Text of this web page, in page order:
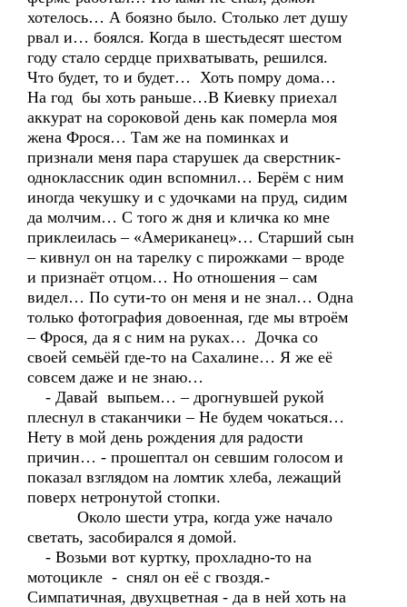
хотелось… А боязно было. Столько лет душу
рвал и… боялся. Когда в шестьдесят шестом
году стало сердце прихватывать, решился.
Что будет, то и будет… Хоть помру дома…
На год бы хоть раньше…В Киевку приехал
аккурат на сороковой день как померла моя
жена Фрося… Там же на поминках и
признали меня пара старушек да сверстник-
одноклассник один вспомнил… Берём с ним
иногда чекушку и с удочками на пруд, сидим
да молчим… С того ж дня и кличка ко мне
приклеилась – «Американец»… Старший сын
– кивнул он на тарелку с пирожками – вроде
и признаёт отцом… Но отношения – сам
видел… По сути-то он меня и не знал… Одна
только фотография довоенная, где мы втроём
– Фрося, да я с ним на руках… Дочка со
своей семьёй где-то на Сахалине… Я же её
совсем даже и не знаю…
- Давай выпьем… – дрогнувшей рукой
плеснул в стаканчики – Не будем чокаться…
Нету в мой день рождения для радости
причин… - прошептал он севшим голосом и
показал взглядом на ломтик хлеба, лежащий
поверх нетронутой стопки.
Около шести утра, когда уже начало
светать, засобирался я домой.
- Возьми вот куртку, прохладно-то на
мотоцикле - снял он её с гвоздя.-
Симпатичная, двухцветная - да в ней хоть на